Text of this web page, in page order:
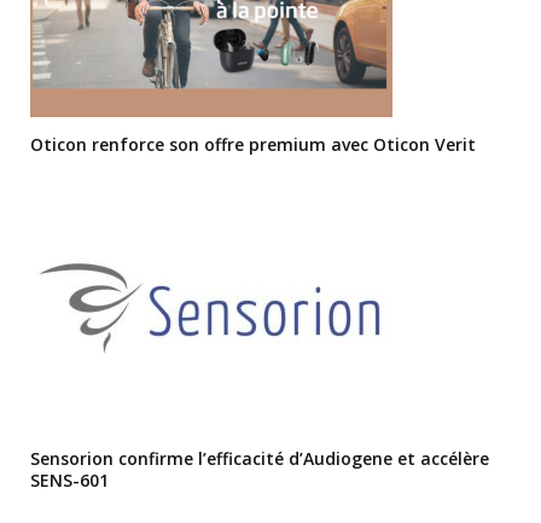
Oticon renforce son offre premium avec Oticon Verit
Sensorion confirme l’efficacité d’Audiogene et accélère
SENS-601